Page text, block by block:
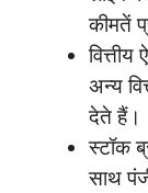
कीमतें
अन्य
देते हैं।
स्टॉक
साथ